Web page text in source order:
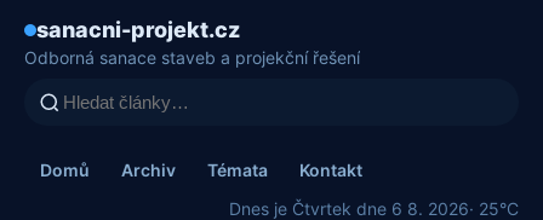
sanacni-projekt.cz
Odborná sanace staveb a projekční řešení
Domů Archiv Témata
Kontakt
Dnes je Čtvrtek dne 6 8. 2026· 25°C